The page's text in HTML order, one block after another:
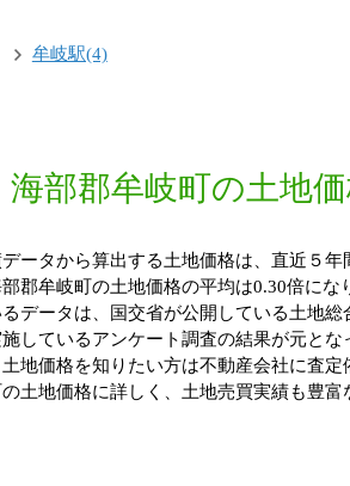
牟岐駅(4)
海部郡牟岐町の土地
ータから算出する土地価格は、直近５
郡牟岐町の土地価格の平均は0.30倍にな
データは、国交省が公開している土地
しているアンケート調査の結果が元と
地価格を知りたい方は不動産会社に査定
土地価格に詳しく、土地売買実績も豊